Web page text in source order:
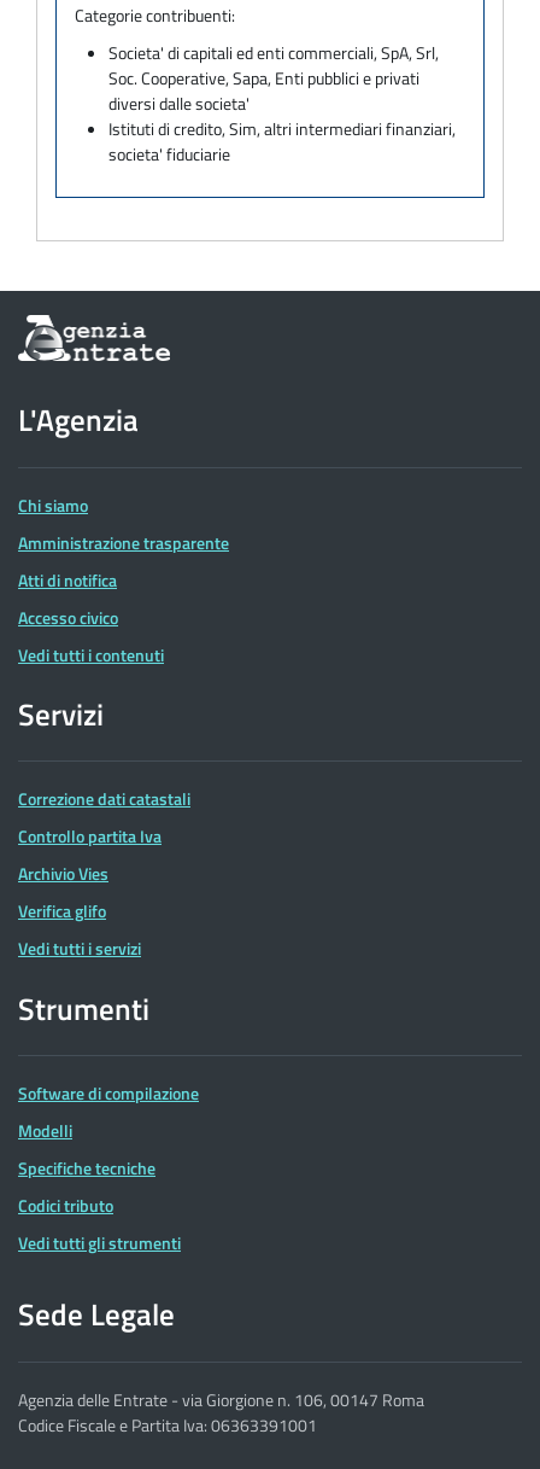
Categorie contribuenti:
Societa' di capitali ed enti commerciali, SpA, Srl,
Soc. Cooperative, Sapa, Enti pubblici e privati
diversi dalle societa'
Istituti di credito, Sim, altri intermediari finanziari,
societa' fiduciarie
Informazioni
sul
dell'Agenzia
delle
Entrate
L'Agenzia
Chi siamo
Amministrazione trasparente
Atti di notifica
Accesso civico
Vedi tutti i contenuti
Servizi
Correzione dati catastali
Controllo partita Iva
Archivio Vies
Verifica glifo
Vedi tutti i servizi
Strumenti
Software di compilazione
Modelli
Specifiche tecniche
Codici tributo
Vedi tutti gli strumenti
Sede Legale
Agenzia delle Entrate - via Giorgione n. 106, 00147 Roma
Codice Fiscale e Partita Iva: 06363391001